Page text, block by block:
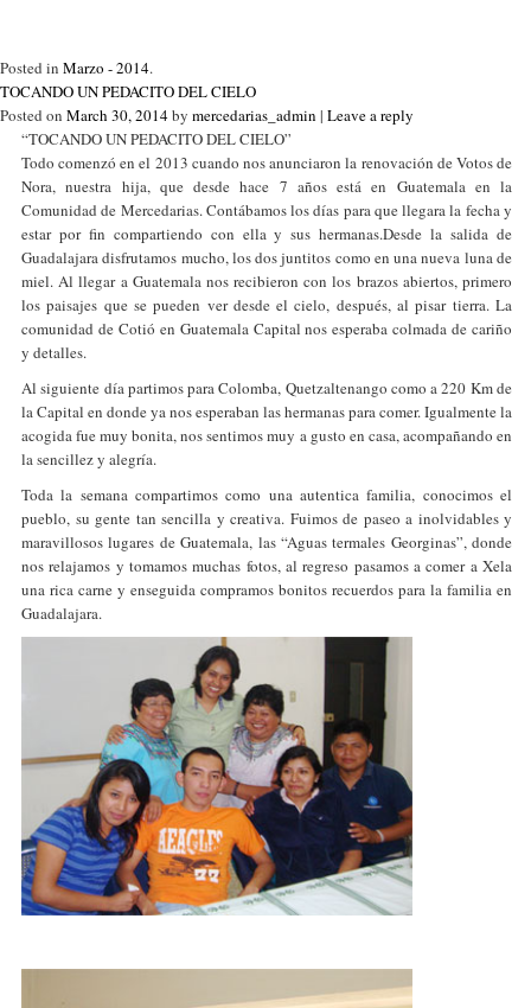
Posted in Marzo - 2014.
TOCANDO UN PEDACITO DEL CIELO
Posted on March 30, 2014by mercedarias_admin | Leave a reply
“TOCANDO UN PEDACITO DEL CIELO”
Todo comenzó en el 2013 cuando nos anunciaron la renovación de Votos de
Nora, nuestra hija, que desde hace 7 años está en Guatemala en la
Comunidad de Mercedarias. Contábamos los días para que llegara la fecha y
estar por fin compartiendo con ella y sus hermanas.Desde la salida de
Guadalajara disfrutamos mucho, los dos juntitos como en una nueva luna de
miel. Al llegar a Guatemala nos recibieron con los brazos abiertos, primero
los paisajes que se pueden ver desde el cielo, después, al pisar tierra. La
comunidad de Cotió en Guatemala Capital nos esperaba colmada de cariño
y detalles.
Al siguiente día partimos para Colomba, Quetzaltenango como a 220 Km de
la Capital en donde ya nos esperaban las hermanas para comer. Igualmente la
acogida fue muy bonita, nos sentimos muy a gusto en casa, acompañando en
la sencillez y alegría.
Toda la semana compartimos como una autentica familia, conocimos el
pueblo, su gente tan sencilla y creativa. Fuimos de paseo a inolvidables y
maravillosos lugares de Guatemala, las “Aguas termales Georginas”, donde
nos relajamos y tomamos muchas fotos, al regreso pasamos a comer a Xela
una rica carne y enseguida compramos bonitos recuerdos para la familia en
Guadalajara.